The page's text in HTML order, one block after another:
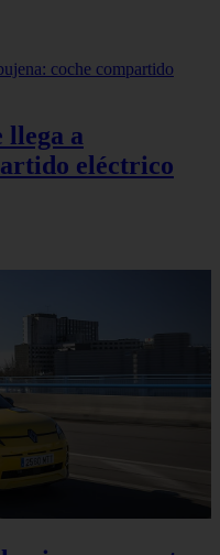
llega a
eléctrico